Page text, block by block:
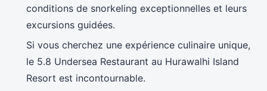
conditions de snorkeling exceptionnelles et leurs
excursions guidées.
Si vous cherchez une expérience culinaire unique,
le 5.8 Undersea Restaurant au Hurawalhi Island
Resort est incontournable.